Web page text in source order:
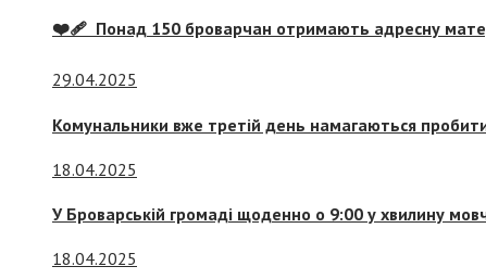
❤️‍🩹 Понад 150 броварчан отримають адресну
29.04.2025
Комунальники вже третій день намагаються
18.04.2025
У Броварській громаді щоденно о 9:00 у хвилину
18.04.2025